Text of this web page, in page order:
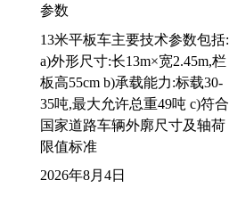
参数
13米平板车主要技术参数包括:
a)外形尺寸:长13m×宽2.45m,栏
板高55cm b)承载能力:标载30-
35吨,最大允许总重49吨 c)符合
国家道路车辆外廓尺寸及轴荷
限值标准
2026年8月4日